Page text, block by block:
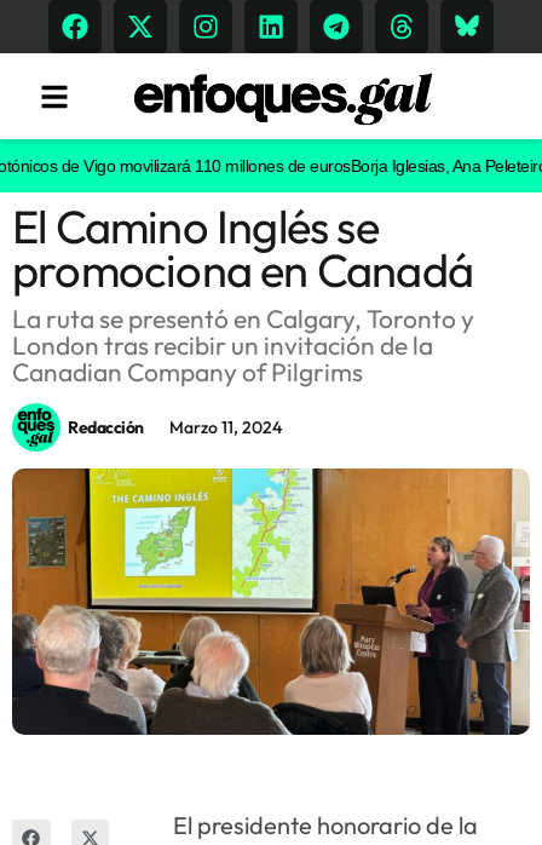
Tendencias
Memoria Histórica
Escenarios
Sostenibilidad
de Vigo movilizará 110 millones de eurosBorja Iglesias, Ana Peleteiro o
El Camino Inglés se
promociona en Canadá
La ruta se presentó en Calgary, Toronto y
London tras recibir un invitación de la
Canadian Company of Pilgrims
Redacción Marzo 11, 2024
El presidente honorario de la